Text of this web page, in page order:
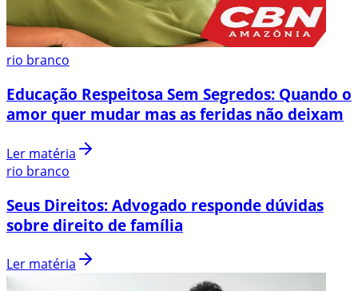
rio branco
Educação Respeitosa Sem Segredos: Quando o
amor quer mudar mas as feridas não deixam
Ler matéria
rio branco
Seus Direitos: Advogado responde dúvidas
sobre direito de família
Ler matéria